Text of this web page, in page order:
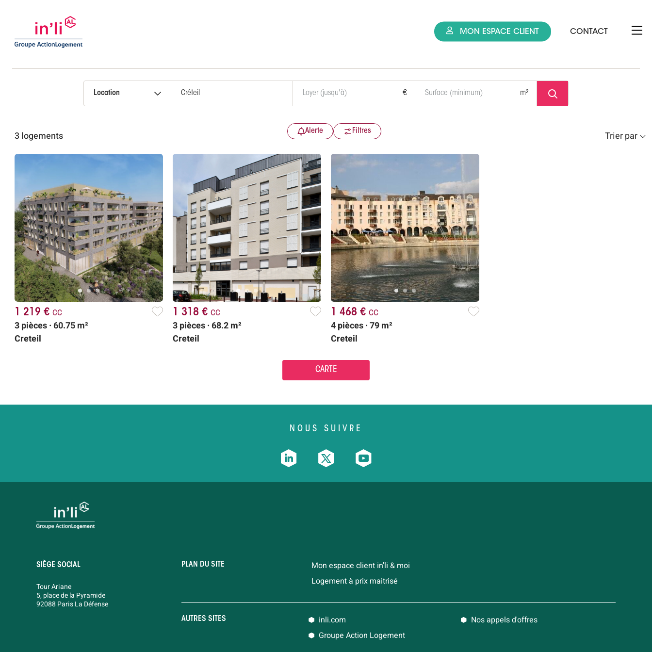
MON ESPACE CLIENT CONTACT
Location € m²
3 logements Alerte Filtres Trier par
1 219 € cc
3 pièces · 60.75 m²
Creteil
1 318 € cc
3 pièces · 68.2 m²
Creteil
1 468 € cc
4 pièces · 79 m²
Creteil
CARTE
NOUS SUIVRE
SIÈGE SOCIAL
Tour Ariane
5, place de la Pyramide
92088 Paris La Défense
PLAN DU SITE
Mon espace client in'li & moi
Logement à prix maitrisé
AUTRES SITES inli.com
Nos appels d'offres
Groupe Action Logement